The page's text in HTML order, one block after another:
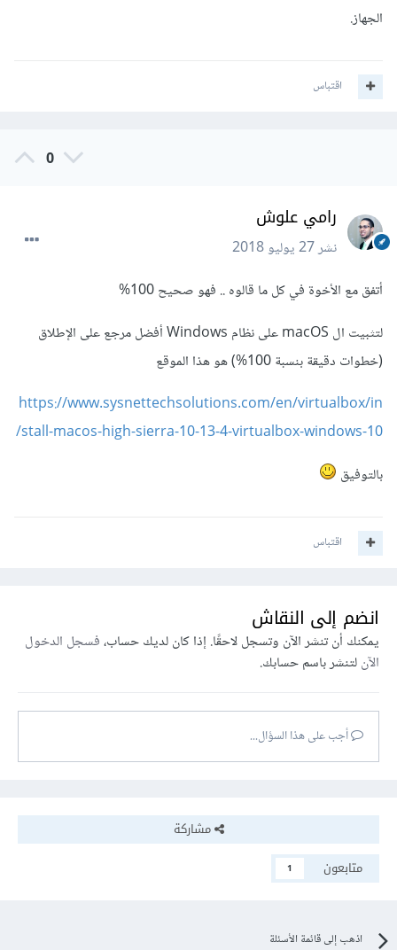
الجهاز.
اقتباس
0
رامي علوش
نشر27 يوليو 2018
أتفق مع الأخوة في كل ما قالوه .. فهو صحيح 100%
لتثبيت ال macOS على نظام Windows أفضل مرجع على الإطلاق
(خطوات دقيقة بنسبة 100%) هو هذا الموقع
https://www.sysnettechsolutions.com/en/virtualbox/in
stall-macos-high-sierra-10-13-4-virtualbox-windows-10/
بالتوفيق
اقتباس
انضم إلى النقاش
يمكنك أن تنشر الآن وتسجل لاحقًا. إذا كان لديك حساب،فسجل الدخول
الآنلتنشر باسم حسابك.
أجب على هذا السؤال...
مشاركة
متابعون
1
اذهب إلى قائمة الأسئلة